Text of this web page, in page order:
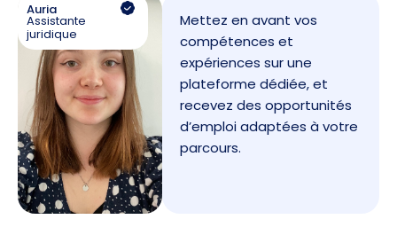
Auria
Assistante
juridique
Mettez en avant vos
compétences et
expériences sur une
plateforme dédiée, et
recevez des opportunités
d’emploi adaptées à votre
parcours.